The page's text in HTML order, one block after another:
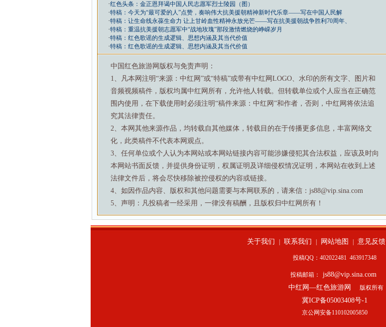
·红色头条：金正恩拜谒中国人民志愿军烈士陵园（图）
·特稿：今天为“最可爱的人”点赞，奏响伟大抗美援朝精神新时代乐章——写在中国人民解
·特稿：让生命线永葆生命力 让上甘岭血性精神永放光芒——写在抗美援朝战争胜利70周年、
·特稿：重温抗美援朝志愿军中“战地玫瑰”那段激情燃烧的峥嵘岁月
·特稿：红色歌谣的生成逻辑、思想内涵及其当代价值
·特稿：红色歌谣的生成逻辑、思想内涵及其当代价值
中国红色旅游网版权与免责声明：
1、凡本网注明“来源：中红网”或“特稿”或带有中红网LOGO、水印的所有文字、图片和
音频视频稿件，版权均属中红网所有，允许他人转载。但转载单位或个人应当在正确范
围内使用，在下载使用时必须注明“稿件来源：中红网”和作者，否则，中红网将依法追
究其法律责任。
2、本网其他来源作品，均转载自其他媒体，转载目的在于传播更多信息，丰富网络文
化，此类稿件不代表本网观点。
3、任何单位或个人认为本网站或本网站链接内容可能涉嫌侵犯其合法权益，应该及时向
本网站书面反馈，并提供身份证明，权属证明及详细侵权情况证明，本网站在收到上述
法律文件后，将会尽快移除被控侵权的内容或链接。
4、如因作品内容、版权和其他问题需要与本网联系的，请来信：js88@vip.sina.com
5、声明：凡投稿者一经采用，一律没有稿酬，且版权归中红网所有！
关于我们 联系我们 网站地图 意见反馈
投稿QQ：402022481 463917348
投稿邮箱：
js88@vip.sina.com
中红网—红色旅游网
版权所有
冀ICP备05003408号-1
京公网安备110102005850